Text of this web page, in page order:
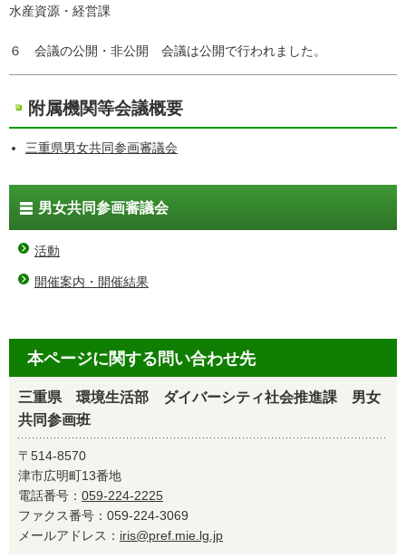
水産資源・経営課
６ 会議の公開・非公開 会議は公開で行われました。
附属機関等会議概要
三重県男女共同参画審議会
男女共同参画審議会
活動
開催案内・開催結果
本ページに関する問い合わせ先
三重県 環境生活部 ダイバーシティ社会推進課 男女
共同参画班
〒514-8570
津市広明町13番地
電話番号： 059-224-2225
ファクス番号：059-224-3069
メールアドレス： iris@pref.mie.lg.jp